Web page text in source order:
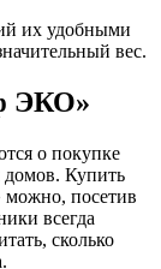
их удобными
вес.
ЭКО»
о покупке
домов. Купить
посетив
всегда
сколько